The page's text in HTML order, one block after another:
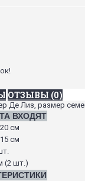
ОТЗЫВЫ (0)
Де Лиз, размер
ВХОДЯТ
см
см
(2 шт.)